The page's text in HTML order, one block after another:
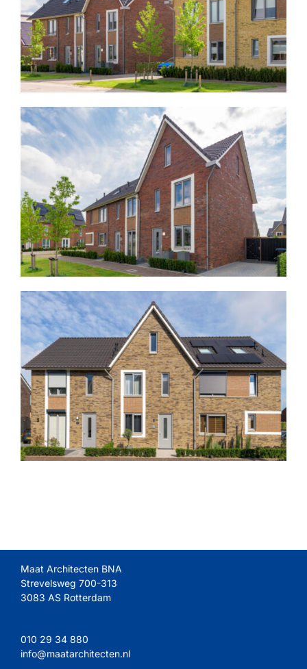
Maat Architecten BNA
Strevelsweg 700-313
3083 AS Rotterdam
010 29 34 880
info@maatarchitecten.nl